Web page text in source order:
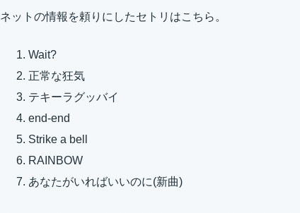
ネットの情報を頼りにしたセトリはこちら。
Wait?
正常な狂気
テキーラグッバイ
end-end
Strike a bell
RAINBOW
あなたがいればいいのに(新曲)